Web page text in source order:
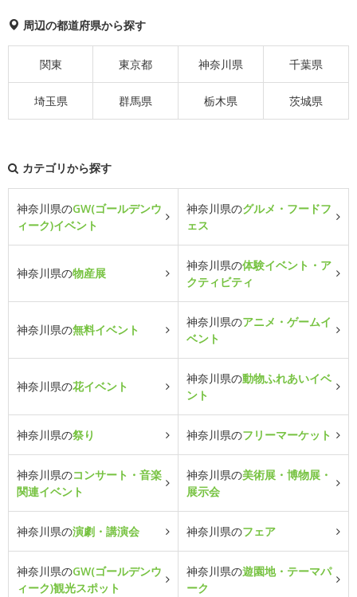
周辺の都道府県から探す
関東 東京都 神奈川県 千葉県
埼玉県 群馬県 栃木県 茨城県
カテゴリから探す
神奈川県のGW(ゴールデンウ
ィーク)イベント
神奈川県のグルメ・フードフ
ェス
神奈川県の物産展
神奈川県の体験イベント・ア
クティビティ
神奈川県の無料イベント
神奈川県のアニメ・ゲームイ
ベント
神奈川県の花イベント
神奈川県の動物ふれあいイベ
ント
神奈川県の祭り 神奈川県のフリーマーケット
神奈川県のコンサート・音楽
関連イベント
神奈川県の美術展・博物展・
展示会
神奈川県の演劇・講演会 神奈川県のフェア
神奈川県のGW(ゴールデンウ
ィーク)観光スポット
神奈川県の遊園地・テーマパ
ーク